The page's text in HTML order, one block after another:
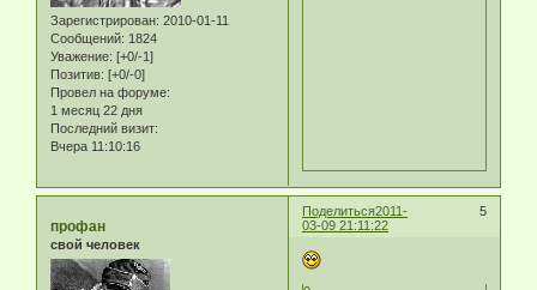
Зарегистрирован: 2010-01-11
Сообщений: 1824
Уважение: [+0/-1]
Позитив: [+0/-0]
Провел на форуме:
1 месяц 22 дня
Последний визит:
Вчера 11:10:16
Поделиться 5
2011-
03-09 21:11:22
профан
свой человек